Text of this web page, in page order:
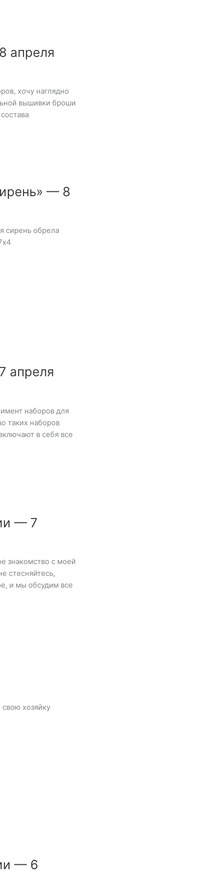
апреля
хочу наглядно
вышивки броши
— 8
сирень обрела
апреля
наборов для
таких наборов
в себя все
— 7
знакомство с моей
стесняйтесь,
и мы обсудим все
хозяйку
— 6